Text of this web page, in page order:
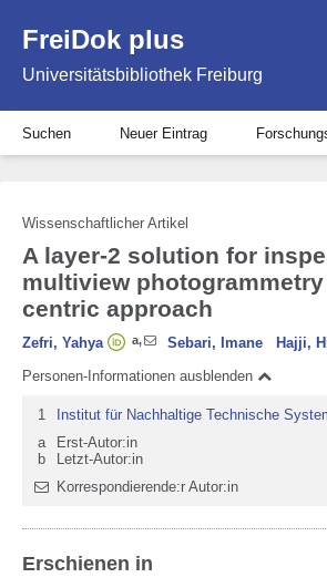
FreiDok plus
Universitätsbibliothek Freiburg
Suchen Neuer Eintrag
Wissenschaftlicher Artikel
A layer-2 solution for
multiview
centric approach
Zefri, Yahya a, Sebari, Imane Hajji,
Personen-Informationen ausblenden
1
Institut für Nachhaltige Technische
a
Erst-Autor:in
b
Letzt-Autor:in
Korrespondierende:r Autor:in
Erschienen in